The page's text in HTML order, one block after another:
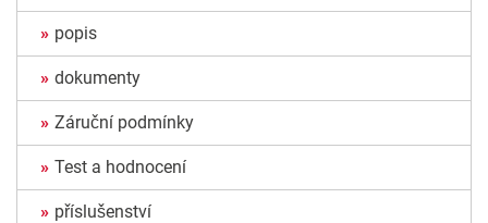
popis
dokumenty
Záruční podmínky
Test a hodnocení
příslušenství